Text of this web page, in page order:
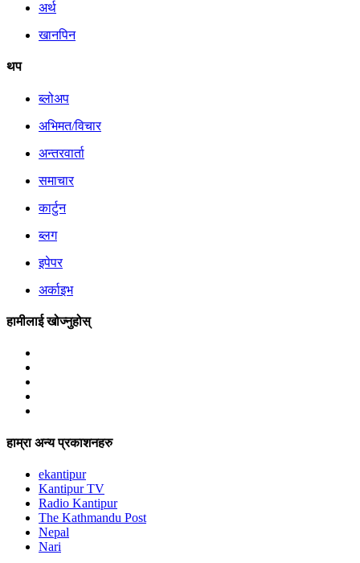
अर्थ
खानपिन
थप
ब्लोअप
अभिमत/विचार
अन्तरवार्ता
समाचार
कार्टुन
ब्लग
इपेपर
अर्काइभ
हामीलाई खोज्नुहोस्
हाम्रा अन्य प्रकाशनहरु
ekantipur
Kantipur TV
Radio Kantipur
The Kathmandu Post
Nepal
Nari